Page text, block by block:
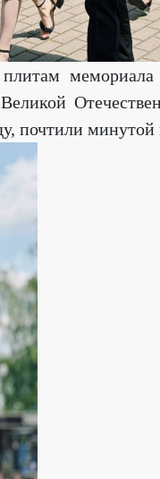
мемориала
почтили минутой